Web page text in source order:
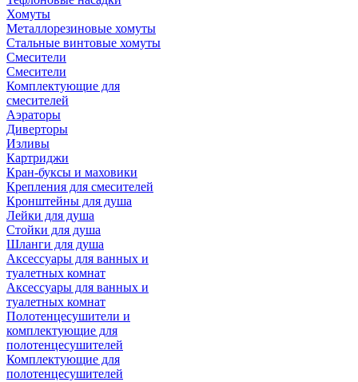
Хомуты
Металлорезиновые хомуты
Стальные винтовые хомуты
Смесители
Смесители
Комплектующие для
смесителей
Аэраторы
Диверторы
Изливы
Картриджи
Кран-буксы и маховики
Крепления для смесителей
Кронштейны для душа
Лейки для душа
Стойки для душа
Шланги для душа
Аксессуары для ванных и
туалетных комнат
Аксессуары для ванных и
туалетных комнат
Полотенцесушители и
комплектующие для
полотенцесушителей
Комплектующие для
полотенцесушителей